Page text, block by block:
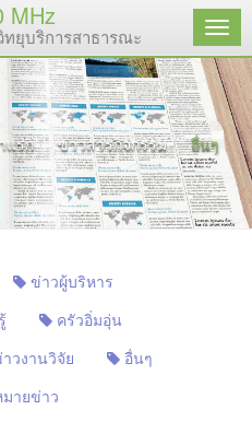
MHz
ยุบริการสาธารณะ เมนู
แรก ข่าวสารกิจกรรม อื่นๆ
ข่าวผู้บริหาร
ครัวอิ่มอุ่น
วงานวิจัย
อื่นๆ
ายข่าว